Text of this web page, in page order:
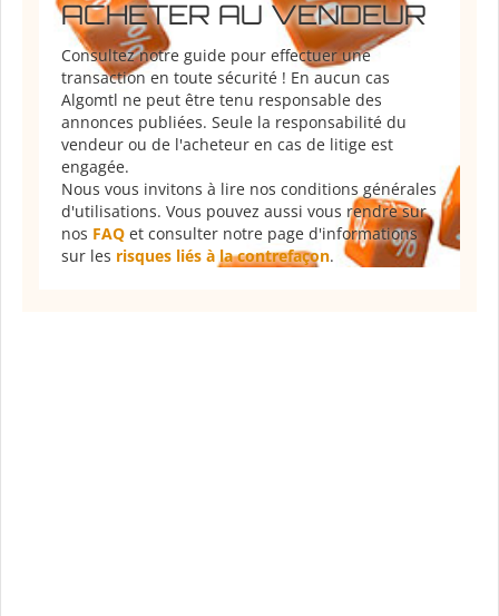
ACHETER AU VENDEUR
Consultez notre guide pour effectuer une
transaction en toute sécurité ! En aucun cas
Algomtl ne peut être tenu responsable des
annonces publiées. Seule la responsabilité du
vendeur ou de l'acheteur en cas de litige est
engagée.
Nous vous invitons à lire nos conditions générales
d'utilisations. Vous pouvez aussi vous rendre sur
nos FAQ et consulter notre page d'informations
sur les risques liés à la contrefaçon.